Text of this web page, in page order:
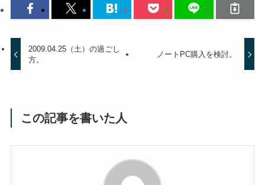
2009.04.25（土）の過ごし
方。
ノートPC購入を検討。
この記事を書いた人